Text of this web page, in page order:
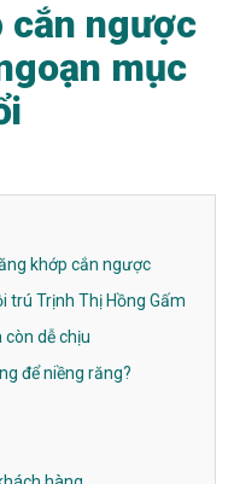
cắn ngược
mục
khớp cắn ngược
trú Trịnh Thị Hồng Gấm
còn dễ chịu
để niềng răng?